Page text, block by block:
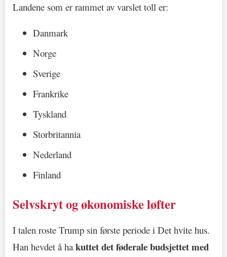
Landene som er rammet av varslet toll er:
Danmark
Norge
Sverige
Frankrike
Tyskland
Storbritannia
Nederland
Finland
Selvskryt og økonomiske løfter
I talen roste Trump sin første periode i Det hvite hus.
Han hevdet å hakuttet det føderale budsjettet med